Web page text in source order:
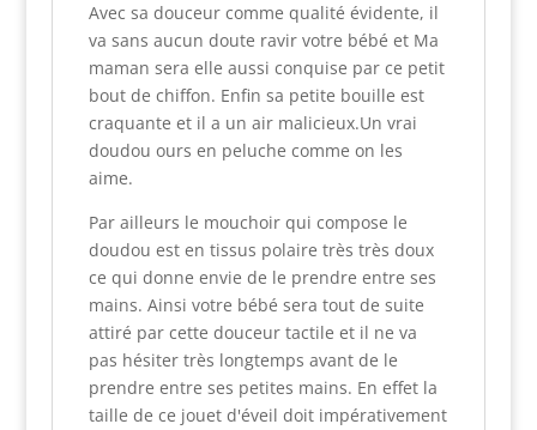
Avec sa douceur comme qualité évidente, il
va sans aucun doute ravir votre bébé et Ma
maman sera elle aussi conquise par ce petit
bout de chiffon. Enfin sa petite bouille est
craquante et il a un air malicieux.Un vrai
doudou ours en peluche comme on les
aime.
Par ailleurs le mouchoir qui compose le
doudou est en tissus polaire très très doux
ce qui donne envie de le prendre entre ses
mains. Ainsi votre bébé sera tout de suite
attiré par cette douceur tactile et il ne va
pas hésiter très longtemps avant de le
prendre entre ses petites mains. En effet la
taille de ce jouet d'éveil doit impérativement